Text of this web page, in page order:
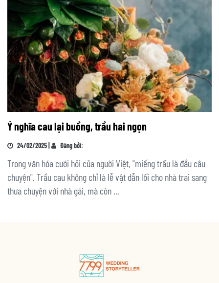
Ý nghĩa cau lại buồng, trầu hai ngọn
24/02/2025 | Đăng bởi:
Trong văn hóa cưới hỏi của người Việt, "miếng trầu là đầu câu
chuyện". Trầu cau không chỉ là lễ vật dẫn lối cho nhà trai sang
thưa chuyện với nhà gái, mà còn ...